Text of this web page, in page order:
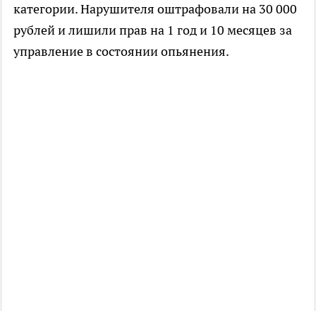
категории. Нарушителя оштрафовали на 30 000
рублей и лишили прав на 1 год и 10 месяцев за
управление в состоянии опьянения.